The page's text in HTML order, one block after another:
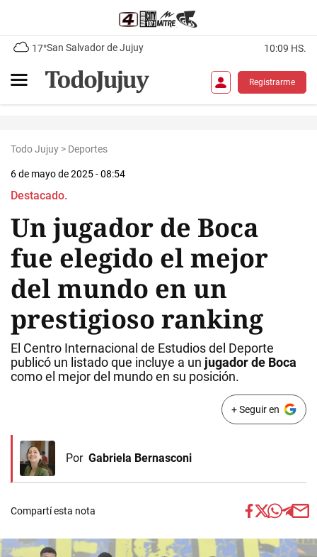
17°San Salvador de Jujuy 10:09 HS.
Registrarme
Todo Jujuy > Deportes
6 de mayo de 2025 - 08:54
Destacado.
Un jugador de Boca
fue elegido el mejor
del mundo en un
prestigioso ranking
El Centro Internacional de Estudios del Deporte
publicó un listado que incluye a un jugador de Boca
como el mejor del mundo en su posición.
+ Seguir en
Por Gabriela Bernasconi
Compartí esta nota